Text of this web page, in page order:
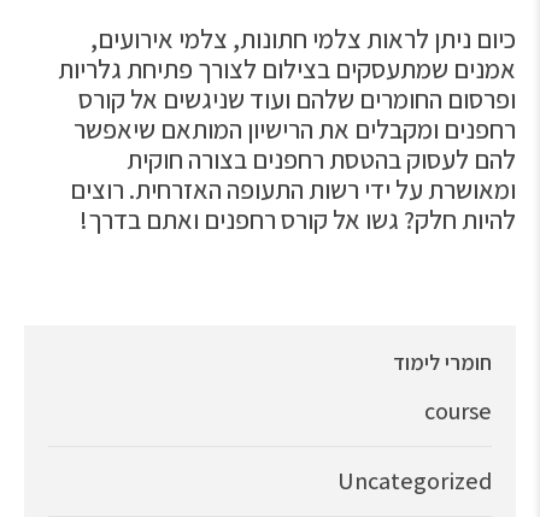
כיום ניתן לראות צלמי חתונות, צלמי אירועים,
אמנים שמתעסקים בצילום לצורך פתיחת גלריות
ופרסום החומרים שלהם ועוד שניגשים אל קורס
רחפנים ומקבלים את הרישיון המותאם שיאפשר
להם לעסוק בהטסת רחפנים בצורה חוקית
ומאושרת על ידי רשות התעופה האזרחית. רוצים
להיות חלק? גשו אל קורס רחפנים ואתם בדרך!
חומרי לימוד
course
Uncategorized